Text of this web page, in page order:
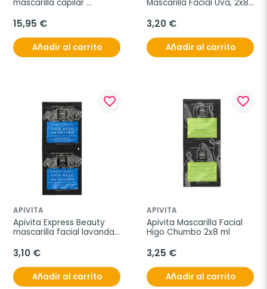
mascarilla capilar
15,95 €
Añadir al carrito
Mascarilla Facial Uva, 2x8
3,20 €
Añadir al carrito
favorite_border
APIVITA
Apivita Express Beauty
mascarilla facial lavanda
polución, 2x8 ml
3,10 €
Añadir al carrito
favorite_border
APIVITA
Apivita Mascarilla Facial
Higo Chumbo 2x8 ml
3,25 €
Añadir al carrito